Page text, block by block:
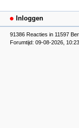
Inloggen
91386 Reacties in 11597
Forumtijd: 09-08-2026,